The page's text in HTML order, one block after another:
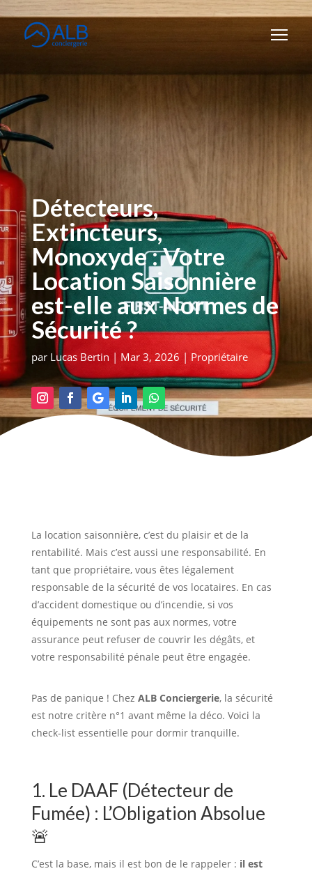
Détecteurs,
Extincteurs,
Monoxyde : Votre
Location Saisonnière
est-elle aux Normes de
Sécurité ?
par Lucas Bertin | Mar 3, 2026 | Propriétaire
La location saisonnière, c’est du plaisir et de la
rentabilité. Mais c’est aussi une responsabilité. En
tant que propriétaire, vous êtes légalement
responsable de la sécurité de vos locataires. En cas
d’accident domestique ou d’incendie, si vos
équipements ne sont pas aux normes, votre
assurance peut refuser de couvrir les dégâts, et
votre responsabilité pénale peut être engagée.
Pas de panique ! Chez ALB Conciergerie, la sécurité
est notre critère n°1 avant même la déco. Voici la
check-list essentielle pour dormir tranquille.
1. Le DAAF (Détecteur de
Fumée) : L’Obligation Absolue
🚨
C’est la base, mais il est bon de le rappeler : il est